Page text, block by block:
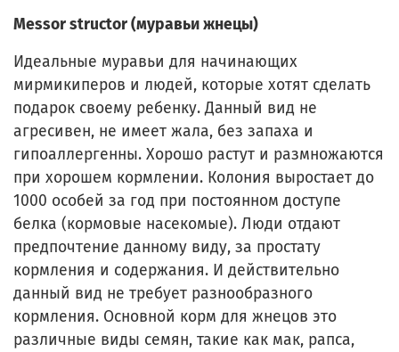
Messor structor (муравьи жнецы)
Идеальные муравьи для начинающих
мирмикиперов и людей, которые хотят сделать
подарок своему ребенку. Данный вид не
агресивен, не имеет жала, без запаха и
гипоаллергенны. Хорошо растут и размножаются
при хорошем кормлении. Колония выростает до
1000 особей за год при постоянном доступе
белка (кормовые насекомые). Люди отдают
предпочтение данному виду, за простату
кормления и содержания. И действительно
данный вид не требует разнообразного
кормления. Основной корм для жнецов это
различные виды семян, такие как мак, рапса,